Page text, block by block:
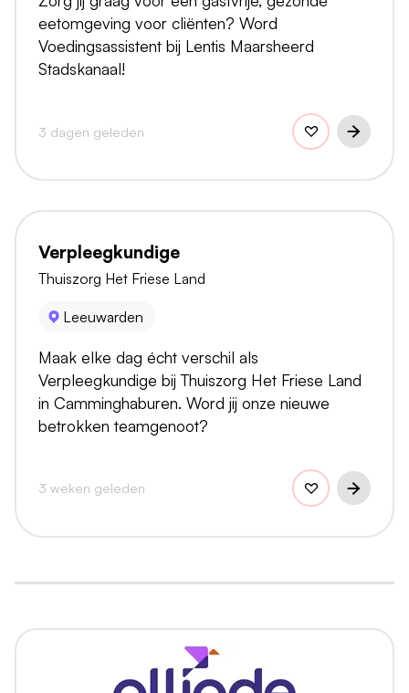
eetomgeving voor cliënten? Word
Voedingsassistent bij Lentis Maarsheerd
Stadskanaal!
3 dagen geleden
Verpleegkundige
Thuiszorg Het Friese Land
Leeuwarden
Maak elke dag écht verschil als
Verpleegkundige bij Thuiszorg Het Friese Land
in Camminghaburen. Word jij onze nieuwe
betrokken teamgenoot?
3 weken geleden